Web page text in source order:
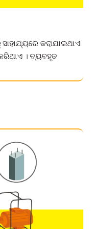
କରାଯାଇଥାଏ
। ବ୍ୟବହୃତ